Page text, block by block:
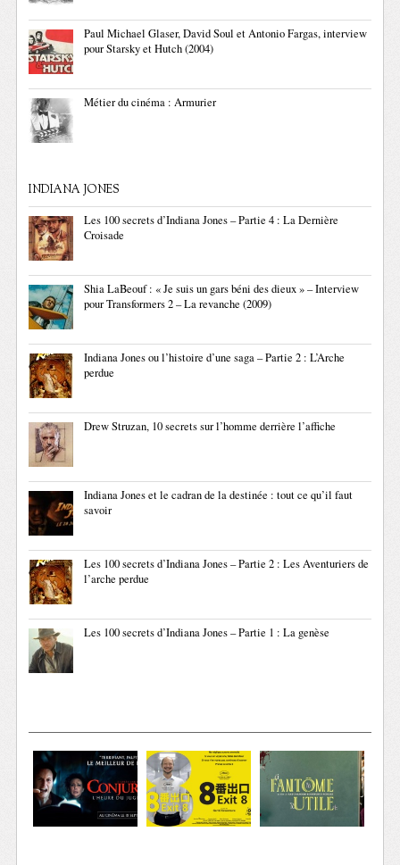
Paul Michael Glaser, David Soul et Antonio Fargas, interview
pour Starsky et Hutch (2004)
Métier du cinéma : Armurier
INDIANA JONES
Les 100 secrets d’Indiana Jones – Partie 4 : La Dernière
Croisade
Shia LaBeouf : « Je suis un gars béni des dieux » – Interview
pour Transformers 2 – La revanche (2009)
Indiana Jones ou l’histoire d’une saga – Partie 2 : L’Arche
perdue
Drew Struzan, 10 secrets sur l’homme derrière l’affiche
Indiana Jones et le cadran de la destinée : tout ce qu’il faut
savoir
Les 100 secrets d’Indiana Jones – Partie 2 : Les Aventuriers de
l’arche perdue
Les 100 secrets d’Indiana Jones – Partie 1 : La genèse